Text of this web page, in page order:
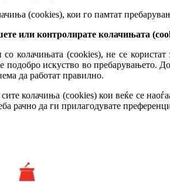
(cookies), кои го памтат
или контролирате колачињата
колачињата (cookies), не се
искуство во пребарувањето.
да работат правилно.
колачиња (cookies) кои веќе се
рачно да ги прилагодувате